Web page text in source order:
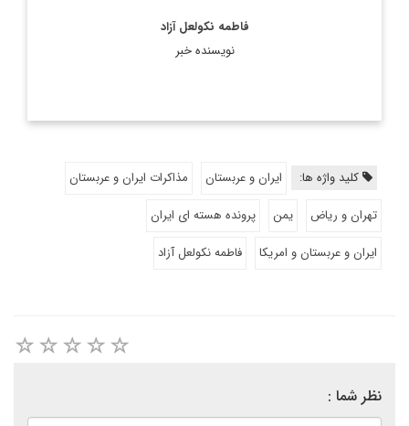
فاطمه نکولعل آزاد
نویسنده خبر
کلید واژه ها: ایران و عربستان
مذاکرات ایران و عربستان
تهران و ریاض
یمن
پرونده هسته ای ایران
ایران و عربستان و امریکا
فاطمه نکولعل آزاد
نظر شما :